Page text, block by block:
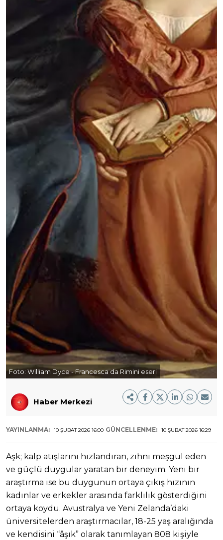
Foto: William Dyce - Francesca da Rimini eseri
Haber Merkezi
YAYINLANMA: 10 ŞUBAT 2026 16:00 GÜNCELLENME: 10 ŞUBAT 2026 16:29
Aşk; kalp atışlarını hızlandıran, zihni meşgul eden
ve güçlü duygular yaratan bir deneyim. Yeni bir
araştırma ise bu duygunun ortaya çıkış hızının
kadınlar ve erkekler arasında farklılık gösterdiğini
ortaya koydu. Avustralya ve Yeni Zelanda’daki
üniversitelerden araştırmacılar, 18-25 yaş aralığında
ve kendisini “âşık” olarak tanımlayan 808 kişiyle